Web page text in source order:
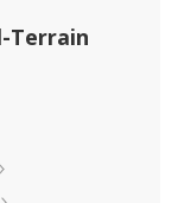
oferty.
mamy 1
zapoznać się z
700 do 339 700
jak i od
Terrain